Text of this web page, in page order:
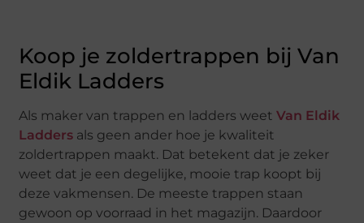
Koop je zoldertrappen bij Van
Eldik Ladders
Als maker van trappen en ladders weetVan Eldik
Ladders als geen ander hoe je kwaliteit
zoldertrappen maakt. Dat betekent dat je zeker
weet dat je een degelijke, mooie trap koopt bij
deze vakmensen. De meeste trappen staan
gewoon op voorraad in het magazijn. Daardoor